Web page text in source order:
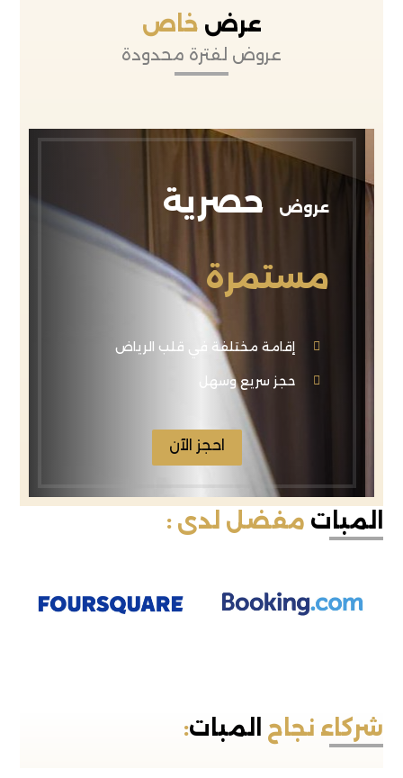
عرض خاص
عروض لفترة محدودة
عروض
حصرية
مستمرة
إقامة مختلفة في قلب الرياض
حجز سريع وسهل
احجز الآن
المبات مفضل لدى :
شركاء نجاح المبات: